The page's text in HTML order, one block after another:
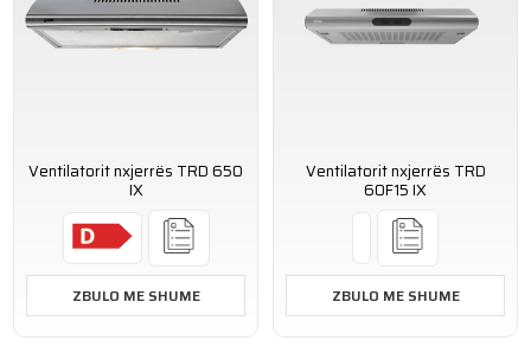
Ventilatorit nxjerrës TRD 650
IX
ZBULO ME SHUME
Ventilatorit nxjerrës TRD
60F15 IX
ZBULO ME SHUME